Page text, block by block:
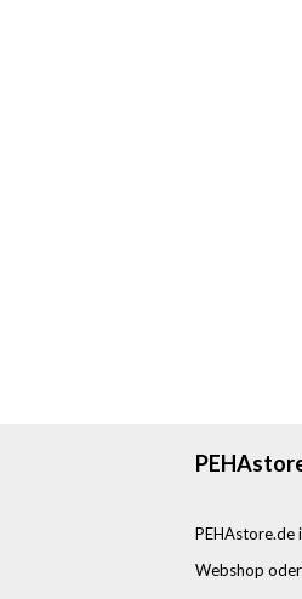
PEHAstore.de
Webshop